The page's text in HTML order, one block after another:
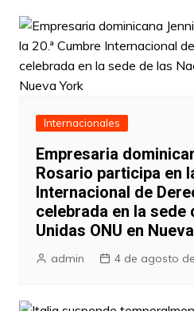
Internacionales
Empresaria
Rosario participa en
Internacional de
celebrada en la sede
Unidas ONU en
admin 4 de agosto